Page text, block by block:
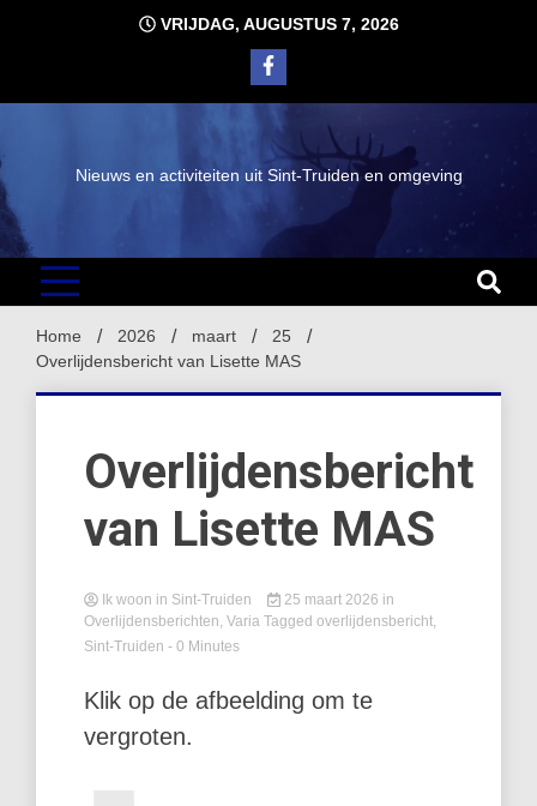
VRIJDAG, AUGUSTUS 7, 2026
Nieuws en activiteiten uit Sint-Truiden en omgeving
Home 2026 maart
25
Overlijdensbericht van Lisette MAS
Overlijdensbericht
van Lisette MAS
Ik woon in Sint-Truiden 25 maart 2026 in
Overlijdensberichten, Varia Tagged overlijdensbericht,
Sint-Truiden - 0 Minutes
Klik op de afbeelding om te
vergroten.